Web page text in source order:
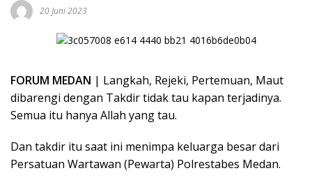
20 Juni 2023
FORUM MEDAN | Langkah, Rejeki, Pertemuan, Maut
dibarengi dengan Takdir tidak tau kapan terjadinya.
Semua itu hanya Allah yang tau.
Dan takdir itu saat ini menimpa keluarga besar dari
Persatuan Wartawan (Pewarta) Polrestabes Medan.